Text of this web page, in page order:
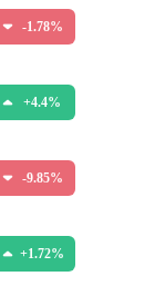
-1.78%
+4.4%
-9.85%
+1.72%